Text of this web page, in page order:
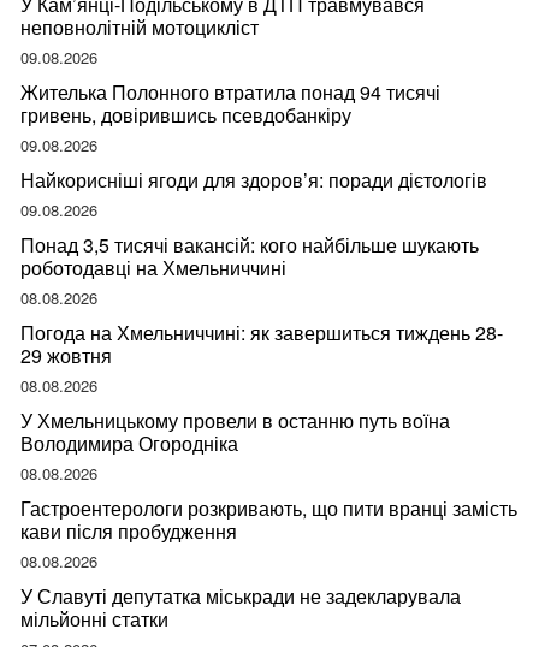
неповнолітній мотоцикліст
09.08.2026
Жителька Полонного втратила понад 94 тисячі
гривень, довірившись псевдобанкіру
09.08.2026
Найкорисніші ягоди для здоров’я: поради дієтологів
09.08.2026
Понад 3,5 тисячі вакансій: кого найбільше шукають
роботодавці на Хмельниччині
08.08.2026
Погода на Хмельниччині: як завершиться тиждень 28-
29 жовтня
08.08.2026
У Хмельницькому провели в останню путь воїна
Володимира Огородніка
08.08.2026
Гастроентерологи розкривають, що пити вранці замість
кави після пробудження
08.08.2026
У Славуті депутатка міськради не задекларувала
мільйонні статки